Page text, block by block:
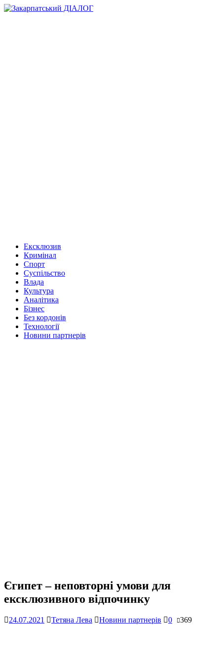
Ексклюзив
Кримінал
Спорт
Суспільство
Влада
Культура
Аналітика
Бізнес
Без кордонів
Технології
Новини партнерів
Єгипет – неповторні умови для
ексклюзивного відпочинку
24.07.2021 Тетяна Лева Новини партнерів 0 369